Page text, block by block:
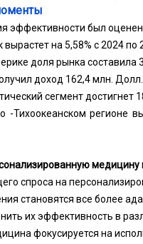
эффективности был
на 5,58% с 2024 по
доля рынка
доход 162,4 млн.
сегмент достигнет
-Тихоокеанском регионе
медицину
спроса на
становятся все более
их эффективность в
фокусируется на